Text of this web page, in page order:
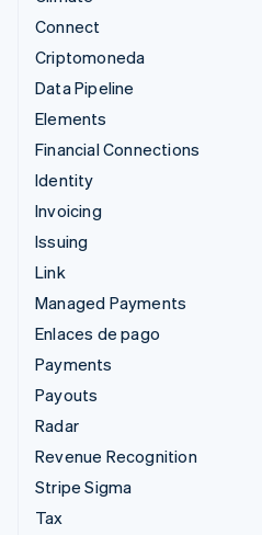
Connect
Criptomoneda
Data Pipeline
Elements
Financial Connections
Identity
Invoicing
Issuing
Link
Managed Payments
Enlaces de pago
Payments
Payouts
Radar
Revenue Recognition
Stripe Sigma
Tax